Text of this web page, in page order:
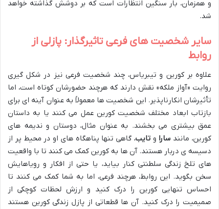
و همزمان، بار سنگین انتظارات است که بر دوشش گذاشته خواهد
شد.
سایر شخصیت های فرعی تاثیرگذار: پازلی از
روابط
علاوه بر کورین و تیبریاس، چند شخصیت فرعی نیز در شکل گیری
روایت «آواز ملکه» نقش دارند که هرچند حضورشان کوتاه است، اما
تأثیرشان انکارناپذیر. این شخصیت ها معمولاً به عنوان آینه ای برای
بازتاب ابعاد مختلف شخصیت کورین عمل می کنند یا به داستان
عمق بیشتری می بخشند. به عنوان مثال، دوستان و ندیمه های
کورین، مانند سارا وتایب، گاهی تنها پناهگاه های او در محیط پر از
دسیسه ی دربار هستند. آن ها به کورین کمک می کنند تا با واقعیت
های تلخ زندگی سلطنتی کنار بیاید، یا حتی از افکار و رویاهایش
سخن بگوید. این روابط، هرچند فرعی، اما به شما کمک می کنند تا
احساس تنهایی کورین را درک کنید و ارزش لحظات کوچکی از
صمیمیت را درک کنید. آن ها قطعاتی از پازل زندگی کورین هستند